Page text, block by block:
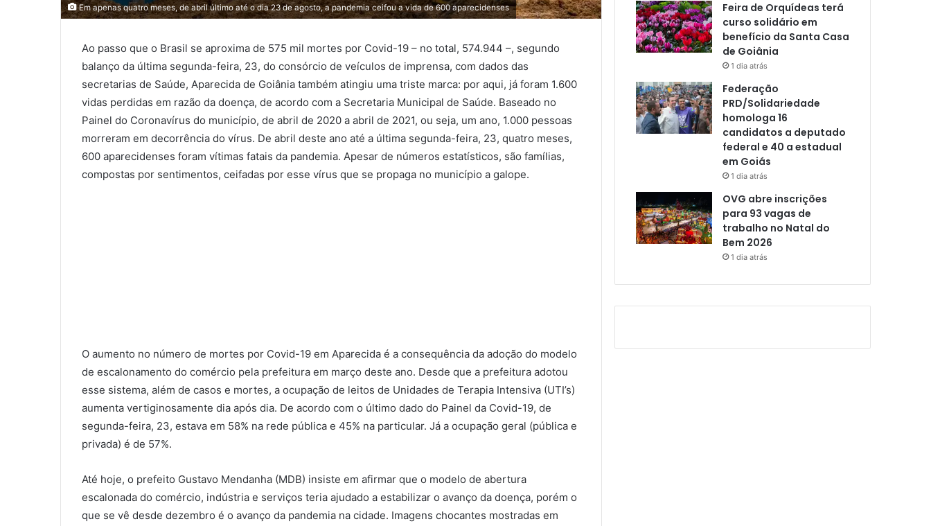
Em apenas quatro meses, de abril último até o dia 23 de agosto, a pandemia ceifou a vida de 600 aparecidenses
Ao passo que o Brasil se aproxima de 575 mil mortes por Covid-19 – no total, 574.944 –, segundo
balanço da última segunda-feira, 23, do consórcio de veículos de imprensa, com dados das
secretarias de Saúde, Aparecida de Goiânia também atingiu uma triste marca: por aqui, já foram 1.600
vidas perdidas em razão da doença, de acordo com a Secretaria Municipal de Saúde. Baseado no
Painel do Coronavírus do município, de abril de 2020 a abril de 2021, ou seja, um ano, 1.000 pessoas
morreram em decorrência do vírus. De abril deste ano até a última segunda-feira, 23, quatro meses,
600 aparecidenses foram vítimas fatais da pandemia. Apesar de números estatísticos, são famílias,
compostas por sentimentos, ceifadas por esse vírus que se propaga no município a galope.
O aumento no número de mortes por Covid-19 em Aparecida é a consequência da adoção do modelo
de escalonamento do comércio pela prefeitura em março deste ano. Desde que a prefeitura adotou
esse sistema, além de casos e mortes, a ocupação de leitos de Unidades de Terapia Intensiva (UTI’s)
aumenta vertiginosamente dia após dia. De acordo com o último dado do Painel da Covid-19, de
segunda-feira, 23, estava em 58% na rede pública e 45% na particular. Já a ocupação geral (pública e
privada) é de 57%.
Até hoje, o prefeito Gustavo Mendanha (MDB) insiste em afirmar que o modelo de abertura
escalonada do comércio, indústria e serviços teria ajudado a estabilizar o avanço da doença, porém o
que se vê desde dezembro é o avanço da pandemia na cidade. Imagens chocantes mostradas em
Feira de Orquídeas terá
curso solidário em
benefício da Santa Casa
de Goiânia
1 dia atrás
Federação
PRD/Solidariedade
homologa 16
candidatos a deputado
federal e 40 a estadual
em Goiás
1 dia atrás
OVG abre inscrições
para 93 vagas de
trabalho no Natal do
Bem 2026
1 dia atrás